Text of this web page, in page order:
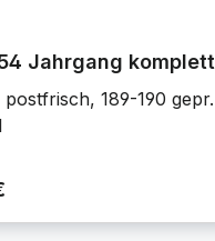
Jahrgang komplett
postfrisch, 189-190 gepr.